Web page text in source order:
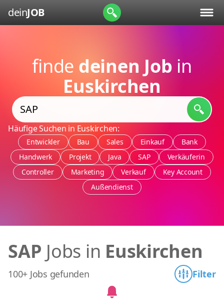
deinJOB
finde deinen Job in
Euskirchen
Häufige Suchen in Euskirchen:
Entwickler Bau Sales Einkauf
Bank
Handwerk
Projekt Java SAP
Verkäuferin
Controller
Marketing Verkauf
Key Account
Außendienst
SAP Jobs in Euskirchen
100+ Jobs gefunden Filter